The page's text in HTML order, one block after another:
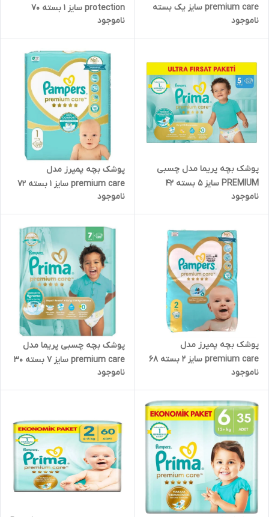
premium care سایز یک بسته
26 عددی
ناموجود
protection سایز 1 بسته 70
عددی
ناموجود
پوشک بچه پریما مدل چسبی
PREMIUM سایز 5 بسته 42
عددی
ناموجود
پوشک بچه پمپرز مدل
premium care سایز ۱ بسته ۷۲
عددی
ناموجود
پوشک بچه پمپرز مدل
premium care سایز ۲ بسته ۶۸
عددی
ناموجود
پوشک بچه چسبی پریما مدل
premium care سایز ۷ بسته ۳۰
عددی
ناموجود